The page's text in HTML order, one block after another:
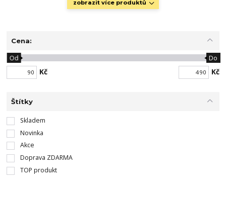
zobrazit více produktů
Cena:
Kč
Od Do
Kč
Štítky
Skladem
Novinka
Akce
Doprava ZDARMA
TOP produkt